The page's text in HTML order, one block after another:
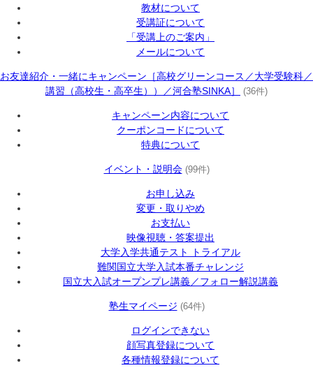
教材について
受講証について
「受講上のご案内」
メールについて
お友達紹介・一緒にキャンペーン［高校グリーンコース／大学受験科／
講習（高校生・高卒生））／河合塾SINKA］
(36件)
キャンペーン内容について
クーポンコードについて
特典について
イベント・説明会 (99件)
お申し込み
変更・取りやめ
お支払い
映像視聴・答案提出
大学入学共通テスト トライアル
難関国立大学入試本番チャレンジ
国立大入試オープンプレ講義／フォロー解説講義
塾生マイページ (64件)
ログインできない
顔写真登録について
各種情報登録について